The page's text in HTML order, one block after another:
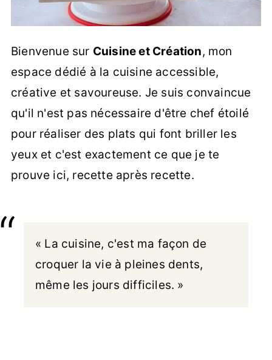
Bienvenue sur Cuisine et Création, mon
espace dédié à la cuisine accessible,
créative et savoureuse. Je suis convaincue
qu'il n'est pas nécessaire d'être chef étoilé
pour réaliser des plats qui font briller les
yeux et c'est exactement ce que je te
prouve ici, recette après recette.
« La cuisine, c'est ma façon de
croquer la vie à pleines dents,
même les jours difficiles. »